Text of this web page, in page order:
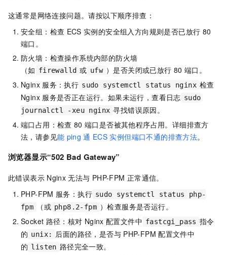
这通常是网络连接问题。请按以下顺序排查：
安全组：检查 ECS 实例的安全组入方向规则是否已放行 80
端口。
防火墙：检查操作系统内部的防火墙
（如 firewalld 或 ufw ）是否关闭或已放行 80 端口。
Nginx 服务：执行 sudo systemctl status nginx 检查
Nginx 服务是否正在运行。如果未运行，查看日志 sudo
journalctl -xeu nginx 寻找错误原因。
端口占用：检查 80 端口是否被其他程序占用。详细排查方
法，请参见能 ping 通 ECS 实例但端口不通的排查方法。
浏览器显示“502 Bad Gateway”
此错误表示 Nginx 无法与 PHP-FPM 正常通信。
PHP-FPM 服务：执行 sudo systemctl status php-
fpm
（或 php8.2-fpm ）检查服务是否运行。
Socket 路径：核对 Nginx 配置文件中 fastcgi_pass 指令
的 unix: 后面的路径，是否与 PHP-FPM 配置文件中
的 listen 路径完全一致。